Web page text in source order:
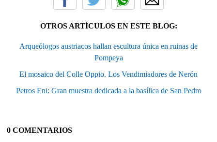
OTROS ARTÍCULOS EN ESTE BLOG:
Arqueólogos austriacos hallan escultura única en ruinas de
Pompeya
El mosaico del Colle Oppio. Los Vendimiadores de Nerón
Petros Eni: Gran muestra dedicada a la basílica de San Pedro
0 COMENTARIOS